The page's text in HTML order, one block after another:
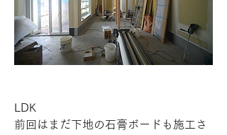
LDK
前回はまだ下地の石膏ボードも施工さ